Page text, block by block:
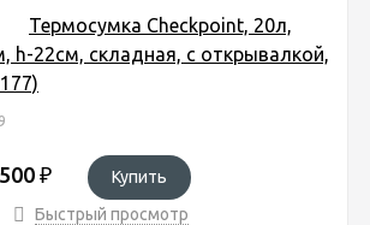
Термосумка Checkpoint, 20л,
h-22см, складная, с открывалкой,
500 ₽
Купить
Быстрый просмотр